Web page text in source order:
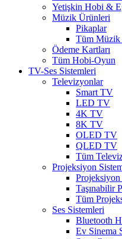
Yetişkin Hobi &
Müzik Ürünleri
Pikaplar
Tüm Müzik
Ödeme Kartları
Tüm Hobi-Oyun
TV-Ses Sistemleri
Televizyonlar
Smart TV
LED TV
4K TV
8K TV
OLED TV
QLED TV
Tüm
Projeksiyon
Projeksiyon
Taşınabilir
Tüm
Ses Sistemleri
Bluetooth
Ev Sinema